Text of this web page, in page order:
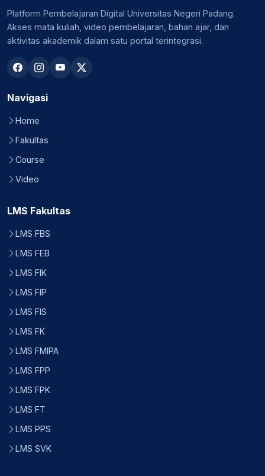
Platform Pembelajaran Digital Universitas Negeri Padang.
Akses mata kuliah, video pembelajaran, bahan ajar, dan
aktivitas akademik dalam satu portal terintegrasi.
Navigasi
Home
Fakultas
Course
Video
LMS Fakultas
LMS FBS
LMS FEB
LMS FIK
LMS FIP
LMS FIS
LMS FK
LMS FMIPA
LMS FPP
LMS FPK
LMS FT
LMS PPS
LMS SVK